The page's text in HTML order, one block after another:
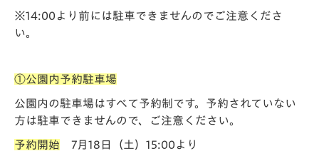
※14:00より前には駐車できませんのでご注意くださ
い。
①公園内予約駐車場
公園内の駐車場はすべて予約制です。予約されていない
方は駐車できませんので、ご注意ください。
予約開始 7月18日（土）15:00より